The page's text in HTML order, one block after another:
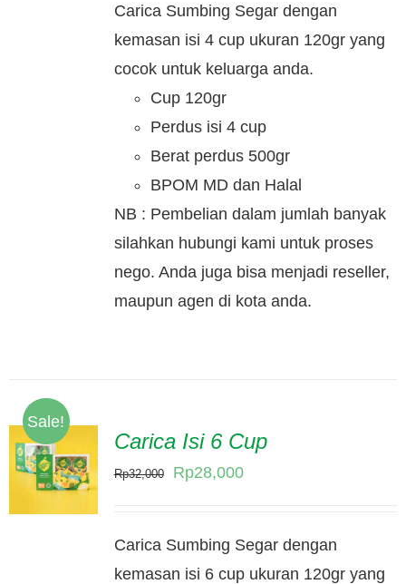
Rp22,000.
Rp20,000.
Carica Sumbing Segar dengan
kemasan isi 4 cup ukuran 120gr yang
cocok untuk keluarga anda.
Cup 120gr
Perdus isi 4 cup
Berat perdus 500gr
BPOM MD dan Halal
NB : Pembelian dalam jumlah banyak
silahkan hubungi kami untuk proses
nego. Anda juga bisa menjadi reseller,
maupun agen di kota anda.
Sale!
Carica Isi 6 Cup
Rp32,000
Original
Rp32,000.
Rp28,000Current
Rp28,000.
Carica Sumbing Segar dengan
kemasan isi 6 cup ukuran 120gr yang